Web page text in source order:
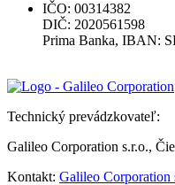
IČO: 00314382
DIČ: 2020561598
Prima Banka, IBAN:
Technický prevádzkovateľ:
Galileo Corporation s.r.o.,
Kontakt: Galileo Corporation